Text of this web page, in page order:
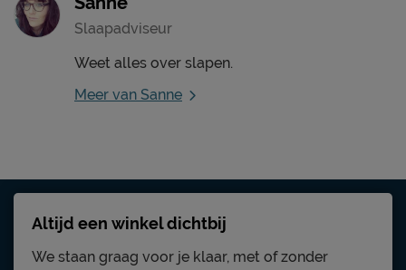
Slaapadviseur
Weet alles over slapen.
Meer van Sanne
Altijd een winkel dichtbij
We staan graag voor je klaar, met of zonder